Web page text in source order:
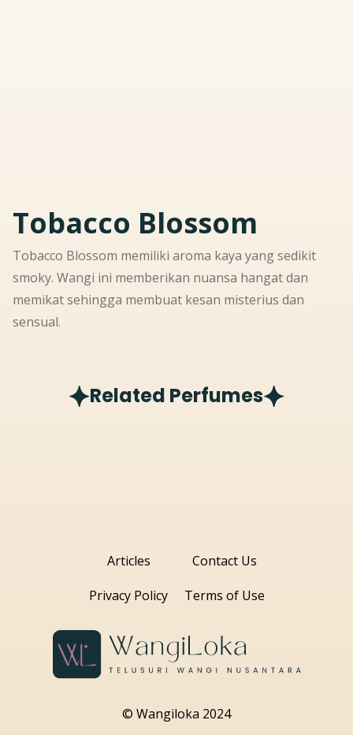
Tobacco Blossom
Tobacco Blossom memiliki aroma kaya yang sedikit
smoky. Wangi ini memberikan nuansa hangat dan
memikat sehingga membuat kesan misterius dan
sensual.
Related Perfumes
Articles
Contact Us
Privacy Policy
Terms of Use
© Wangiloka 2024